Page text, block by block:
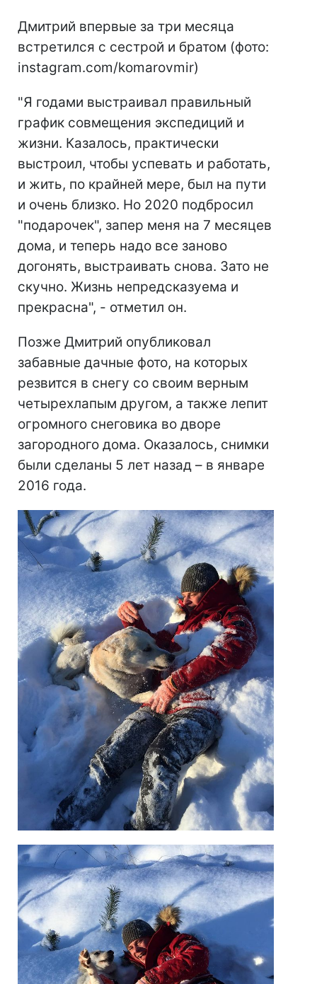
Дмитрий впервые за три месяца
встретился с сестрой и братом (фото:
instagram.com/komarovmir)
"Я годами выстраивал правильный
график совмещения экспедиций и
жизни. Казалось, практически
выстроил, чтобы успевать и работать,
и жить, по крайней мере, был на пути
и очень близко. Но 2020 подбросил
"подарочек", запер меня на 7 месяцев
дома, и теперь надо все заново
догонять, выстраивать снова. Зато не
скучно. Жизнь непредсказуема и
прекрасна", - отметил он.
Позже Дмитрий опубликовал
забавные дачные фото, на которых
резвится в снегу со своим верным
четырехлапым другом, а также лепит
огромного снеговика во дворе
загородного дома. Оказалось, снимки
были сделаны 5 лет назад – в январе
2016 года.